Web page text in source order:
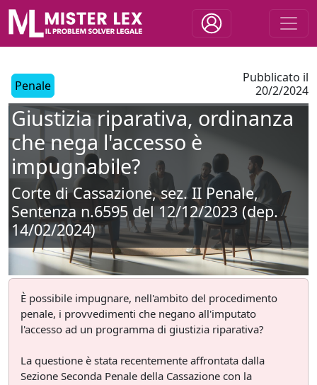
Penale
Pubblicato il
20/2/2024
Giustizia riparativa, ordinanza
che nega l'accesso è
impugnabile?
Corte di Cassazione, sez. II Penale,
Sentenza n.6595 del 12/12/2023 (dep.
14/02/2024)
È possibile impugnare, nell'ambito del procedimento
penale, i provvedimenti che negano all'imputato
l'accesso ad un programma di giustizia riparativa?
La questione è stata recentemente affrontata dalla
Sezione Seconda Penale della Cassazione con la